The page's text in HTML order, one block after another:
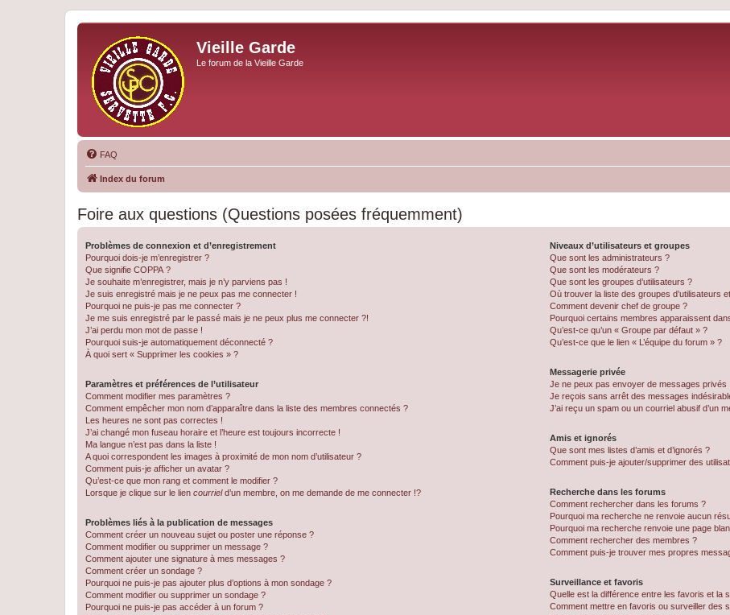
Vieille Garde
Le forum de la Vieille Garde
FAQ
Index du forum
Foire aux questions (Questions posées fréquemment)
Problèmes de connexion et d’enregistrement
Pourquoi dois-je m’enregistrer ?
Que signifie COPPA ?
Je souhaite m’enregistrer, mais je n’y parviens pas !
Je suis enregistré mais je ne peux pas me connecter !
Pourquoi ne puis-je pas me connecter ?
Je me suis enregistré par le passé mais je ne peux plus me connecter ?!
J’ai perdu mon mot de passe !
Pourquoi suis-je automatiquement déconnecté ?
À quoi sert « Supprimer les cookies » ?
Paramètres et préférences de l’utilisateur
Comment modifier mes paramètres ?
Comment empêcher mon nom d’apparaître dans la liste des membres connectés ?
Les heures ne sont pas correctes !
J’ai changé mon fuseau horaire et l’heure est toujours incorrecte !
Ma langue n’est pas dans la liste !
A quoi correspondent les images à proximité de mon nom d’utilisateur ?
Comment puis-je afficher un avatar ?
Qu’est-ce que mon rang et comment le modifier ?
Lorsque je clique sur le lien courrield’un membre, on me demande de me connecter !?
Problèmes liés à la publication de messages
Comment créer un nouveau sujet ou poster une réponse ?
Comment modifier ou supprimer un message ?
Comment ajouter une signature à mes messages ?
Comment créer un sondage ?
Pourquoi ne puis-je pas ajouter plus d’options à mon sondage ?
Comment modifier ou supprimer un sondage ?
Pourquoi ne puis-je pas accéder à un forum ?
Niveaux d’utilisateurs et groupes
Que sont les administrateurs ?
Que sont les modérateurs ?
Que sont les groupes d’utilisateurs ?
Où trouver la liste des groupes d’utilisateurs
Comment devenir chef de groupe ?
Pourquoi certains membres apparaissent
Qu’est-ce qu’un « Groupe par défaut » ?
Qu’est-ce que le lien « L’équipe du forum » ?
Messagerie privée
Je ne peux pas envoyer de messages privés !
Je reçois sans arrêt des messages
J’ai reçu un spam ou un courriel abusif d’un
Amis et ignorés
Que sont mes listes d’amis et d’ignorés ?
Comment puis-je ajouter/supprimer des
Recherche dans les forums
Comment rechercher dans les forums ?
Pourquoi ma recherche ne renvoie aucun
Pourquoi ma recherche renvoie une page
Comment rechercher des membres ?
Comment puis-je trouver mes propres
Surveillance et favoris
Quelle est la différence entre les favoris et la
Comment mettre en favoris ou surveiller des